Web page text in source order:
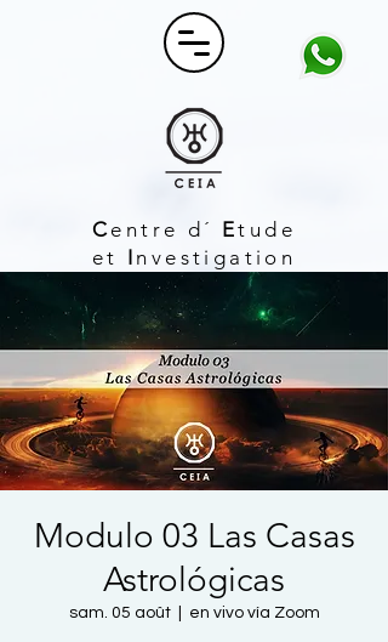
Centre d´ Etude
et I nvestigation
strologique
Modulo 03 Las Casas
Astrológicas
sam. 05 août
  |
en vivo vía Zoom